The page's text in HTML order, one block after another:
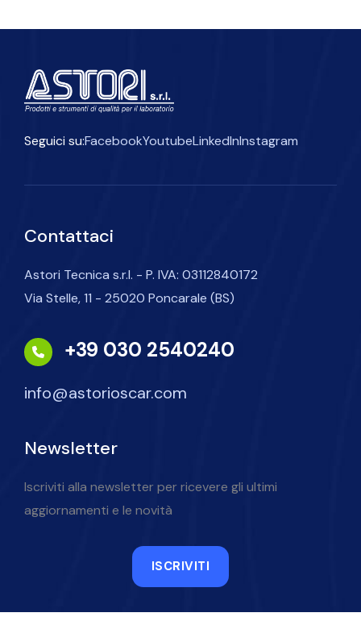
Seguici su:FacebookYoutubeLinkedInInstagram
Contattaci
Astori Tecnica s.r.l. - P. IVA: 03112840172
Via Stelle, 11 - 25020 Poncarale (BS)
+39 030 2540240
info@astorioscar.com
Newsletter
Iscriviti alla newsletter per ricevere gli ultimi
aggiornamenti e le novità
ISCRIVITI